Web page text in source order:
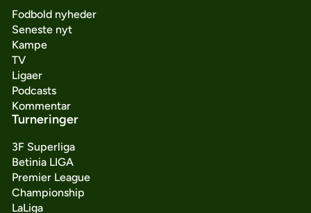
Fodbold nyheder
Seneste nyt
Kampe
TV
Ligaer
Podcasts
Kommentar
Turneringer
3F Superliga
Betinia LIGA
Premier League
Championship
LaLiga